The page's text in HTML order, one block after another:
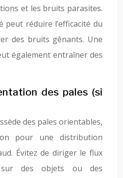
et les bruits parasites.
peut réduire l’efficacité du
des bruits gênants. Une
également entraîner des
des pales (si
des pales orientables,
pour une distribution
Évitez de diriger le flux
sur des objets ou des